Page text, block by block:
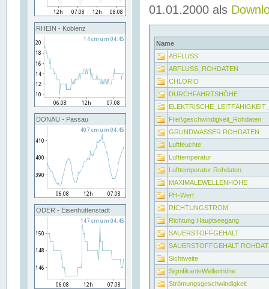
RHEIN - Koblenz
DONAU - Passau
ODER - Eisenhüttenstadt
01.01.2000 als
Name
ABFLUSS
ABFLUSS_ROHDATEN
CHLORID
DURCHFAHRTSHÖHE
Fließgeschwindigkeit_Rohdaten
GRUNDWASSER ROHDATEN
Luftfeuchte
Lufttemperatur
Lufttemperatur Rohdaten
MAXIMALEWELLENHÖHE
PH-Wert
RICHTUNGSTROM
Richtung Hauptseegang
SAUERSTOFFGEHALT
SAUERSTOFFGEHALT
Sichtweite
SignifikanteWellenhöhe
Strömungsgeschwindigkeit